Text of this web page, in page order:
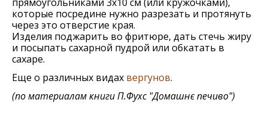
которые посредине нужно разрезать и протянуть
через это отверстие края.
Изделия поджарить во фритюре, дать стечь жиру
и посыпать сахарной пудрой или обкатать в
сахаре.
Еще о различных видах вергунов.
(по материалам книгиП.Фухс "Домашнє печиво")